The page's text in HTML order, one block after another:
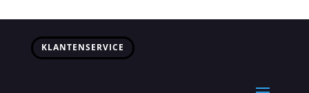
€32,50
KLANTENSERVICE